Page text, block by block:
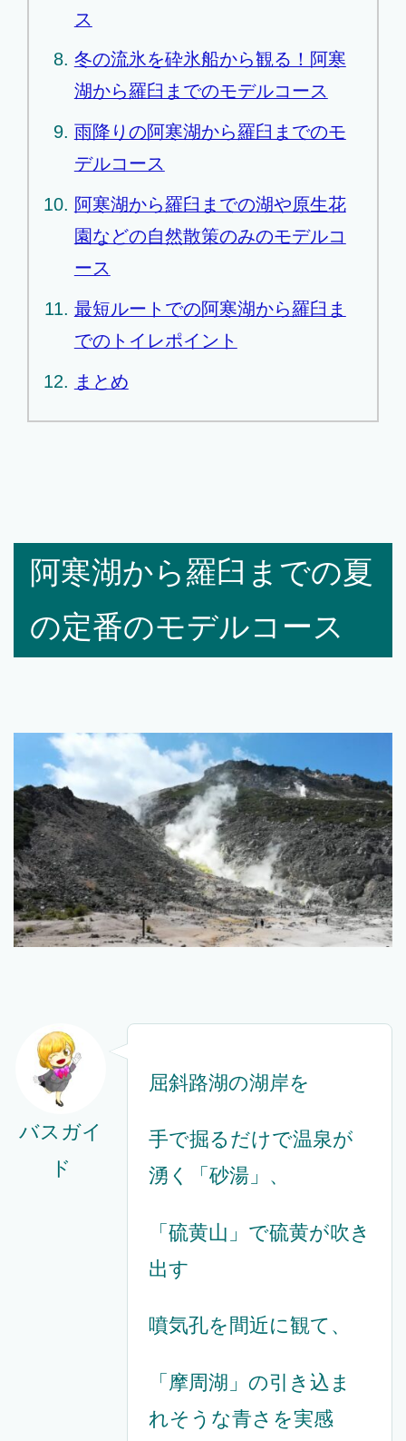
ス
冬の流氷を砕氷船から観る！阿寒
湖から羅臼までのモデルコース
雨降りの阿寒湖から羅臼までのモ
デルコース
阿寒湖から羅臼までの湖や原生花
園などの自然散策のみのモデルコ
ース
最短ルートでの阿寒湖から羅臼ま
でのトイレポイント
まとめ
阿寒湖から羅臼までの夏
の定番のモデルコース
バスガイ
ド
屈斜路湖の湖岸を
手で掘るだけで温泉が
湧く「砂湯」、
「硫黄山」で硫黄が吹き
出す
噴気孔を間近に観て、
「摩周湖」の引き込ま
れそうな青さを実感